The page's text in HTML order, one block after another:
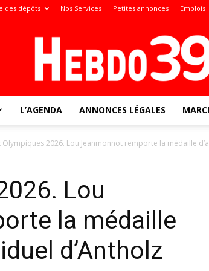
des dépôts Nos Services Petites annonces Emplois
L’AGENDA ANNONCES LÉGALES
Olympiques 2026. Lou Jeanmonnot remporte la médaille
Lou
la médaille
d’Antholz